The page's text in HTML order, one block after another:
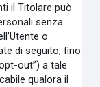
il Titolare può
senza
o
di seguito, fino
out”) a tale
qualora il